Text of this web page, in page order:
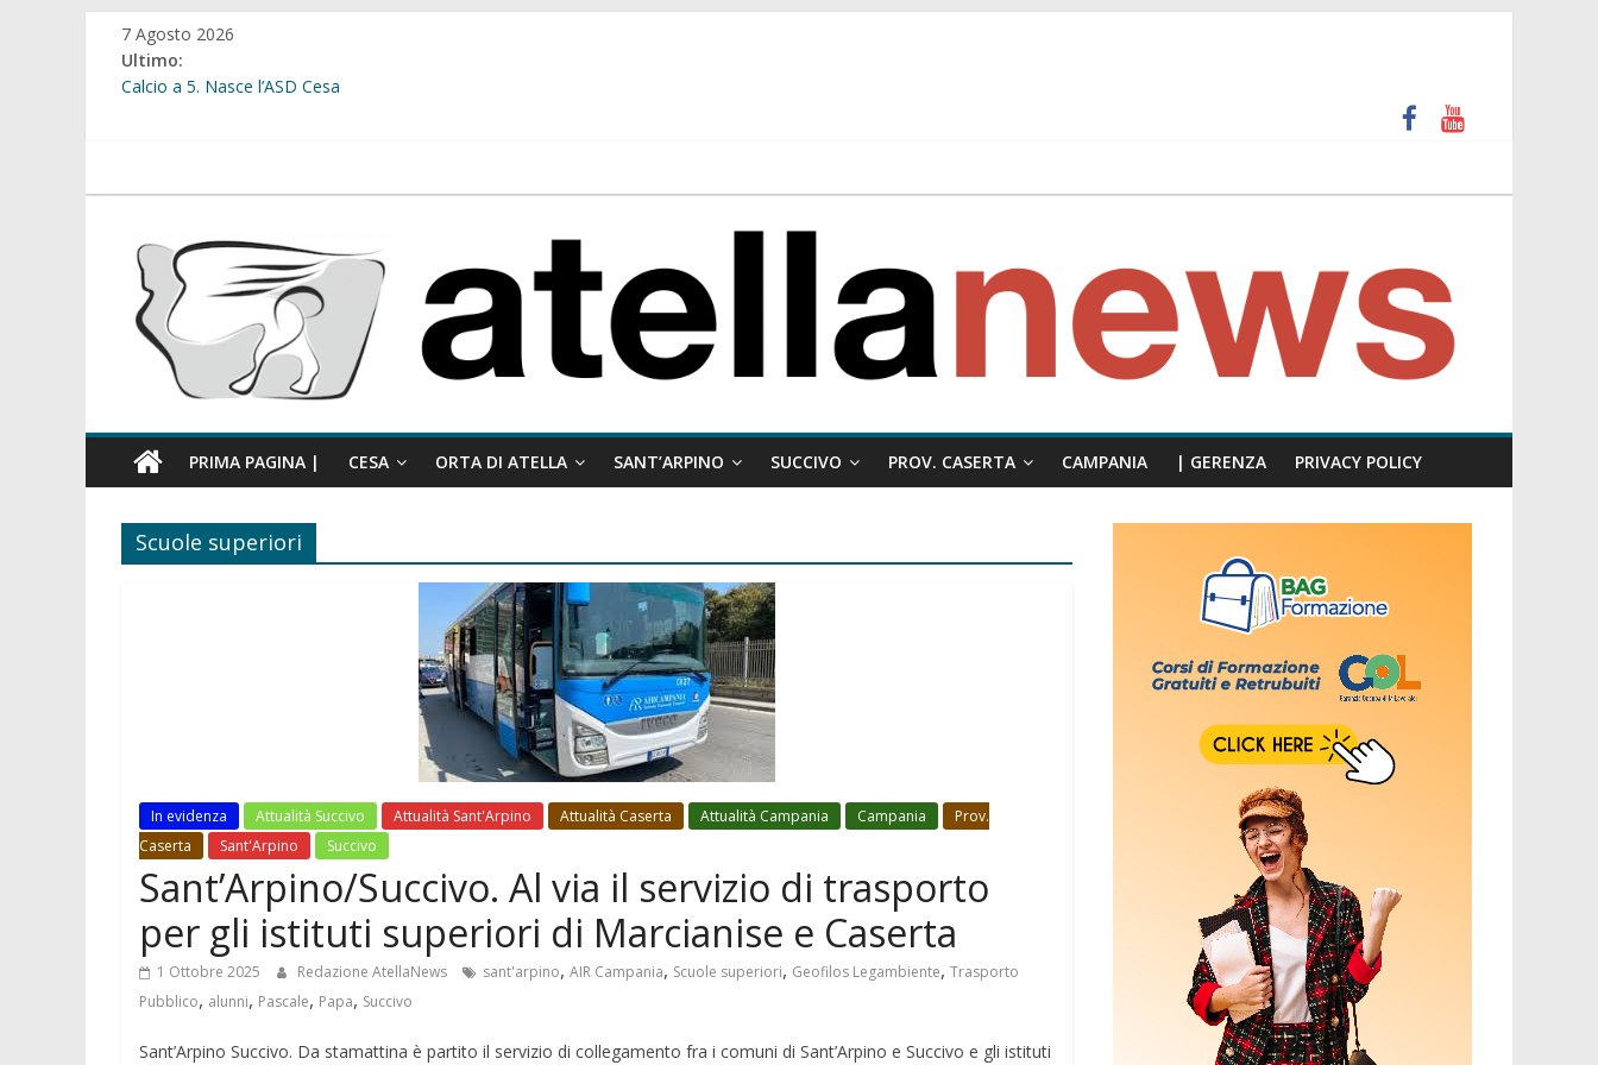
Salta
contenuto
7 Agosto 2026
Ultimo:
Calcio a 5. Nasce l’ASD Cesa
comunale”
atellanews.it
PRIMA PAGINA | CESA ORTA DI ATELLA SANT’ARPINO SUCCIVO PROV. CASERTA CAMPANIA | GERENZA PRIVACY POLICY
Scuole superiori
In evidenza Attualità Succivo Attualità Sant'Arpino Attualità Caserta Attualità Campania Campania
Prov.
Caserta
Sant'Arpino Succivo
Sant’Arpino/Succivo. Al via il servizio di trasporto
per gli istituti superiori di Marcianise e Caserta
1 Ottobre 2025 Redazione AtellaNews sant'arpino, AIR Campania, Scuole superiori, Geofilos Legambiente, Trasporto
Pubblico, alunni, Pascale, Papa, Succivo
Sant’Arpino Succivo. Da stamattina è partito il servizio di collegamento fra i comuni di Sant’Arpino e Succivo e gli istituti